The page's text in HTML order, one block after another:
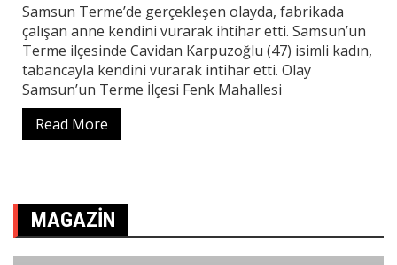
Samsun Terme’de gerçekleşen olayda, fabrikada
çalışan anne kendini vurarak ihtihar etti. Samsun’un
Terme ilçesinde Cavidan Karpuzoğlu (47) isimli kadın,
tabancayla kendini vurarak intihar etti. Olay
Samsun’un Terme İlçesi Fenk Mahallesi
Read More
MAGAZIN